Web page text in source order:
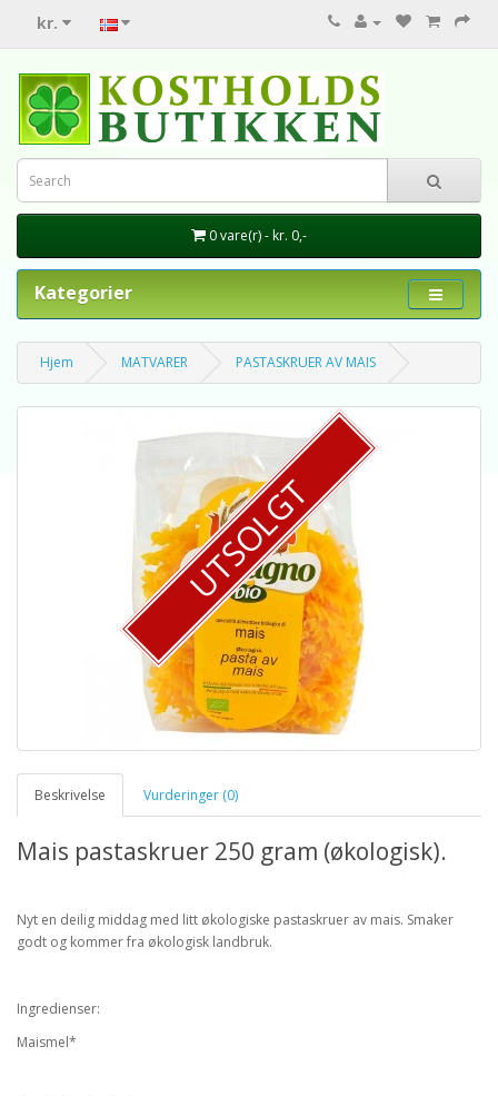
kr.
0 vare(r) - kr. 0,-
Kategorier
Hjem MATVARER PASTASKRUER AV MAIS
UTSOLGT
Beskrivelse Vurderinger (0)
Mais pastaskruer 250 gram (økologisk).
Nyt en deilig middag med litt økologiske pastaskruer av mais. Smaker
godt og kommer fra økologisk landbruk.
Ingredienser:
Maismel*